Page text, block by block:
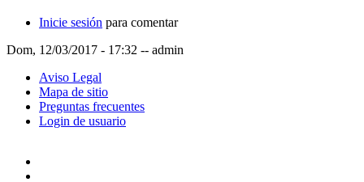
Inicie sesión para comentar
Dom, 12/03/2017 - 17:32 -- admin
Aviso Legal
Mapa de sitio
Preguntas frecuentes
Login de usuario